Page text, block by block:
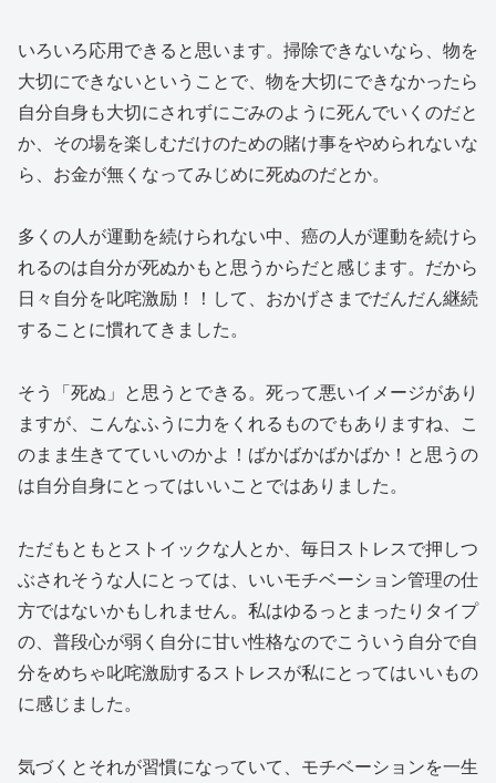
いろいろ応用できると思います。掃除できないなら、物を
大切にできないということで、物を大切にできなかったら
自分自身も大切にされずにごみのように死んでいくのだと
か、その場を楽しむだけのための賭け事をやめられないな
ら、お金が無くなってみじめに死ぬのだとか。
多くの人が運動を続けられない中、癌の人が運動を続けら
れるのは自分が死ぬかもと思うからだと感じます。だから
日々自分を叱咤激励！！して、おかげさまでだんだん継続
することに慣れてきました。
そう「死ぬ」と思うとできる。死って悪いイメージがあり
ますが、こんなふうに力をくれるものでもありますね、こ
のまま生きてていいのかよ！ばかばかばかばか！と思うの
は自分自身にとってはいいことではありました。
ただもともとストイックな人とか、毎日ストレスで押しつ
ぶされそうな人にとっては、いいモチベーション管理の仕
方ではないかもしれません。私はゆるっとまったりタイプ
の、普段心が弱く自分に甘い性格なのでこういう自分で自
分をめちゃ叱咤激励するストレスが私にとってはいいもの
に感じました。
気づくとそれが習慣になっていて、モチベーションを一生